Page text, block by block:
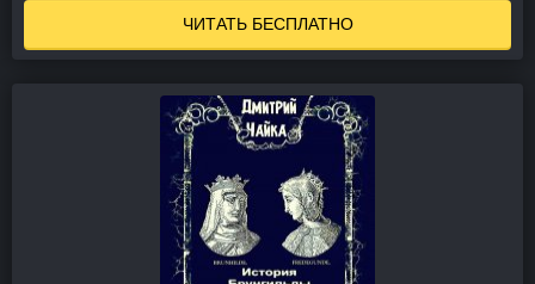
ЧИТАТЬ БЕСПЛАТНО